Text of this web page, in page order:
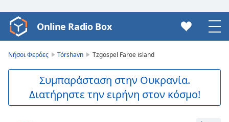
Video
Player
Skip
Online Radio Box
Νήσοι Φερόες Tórshavn Tzgospel Faroe island
Συμπαράσταση στην Ουκρανία.
Διατήρηστε την ειρήνη στον κόσμο!